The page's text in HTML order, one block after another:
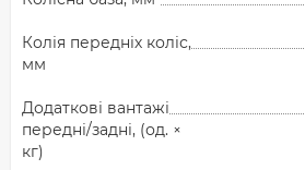
Колія передніх коліс,
мм
Додаткові вантажі
передні/задні, (од. ×
кг)